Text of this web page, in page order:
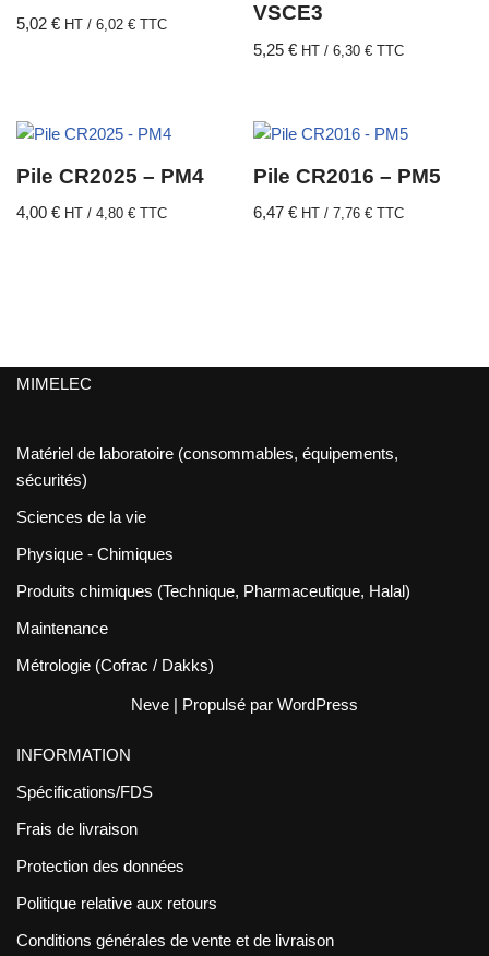
5,02 € HT / 6,02 € TTC
VSCE3
5,25€ HT /6,30€ TTC
Pile CR2025 – PM4
4,00 € HT / 4,80 € TTC
Pile CR2016 – PM5
6,47€ HT / 7,76€ TTC
MIMELEC
Matériel de laboratoire (consommables, équipements,
sécurités)
Sciences de la vie
Physique - Chimiques
Produits chimiques (Technique, Pharmaceutique, Halal)
Maintenance
Métrologie (Cofrac / Dakks)
Neve | Propulsé par WordPress
INFORMATION
Spécifications/FDS
Frais de livraison
Protection des données
Politique relative aux retours
Conditions générales de vente et de livraison